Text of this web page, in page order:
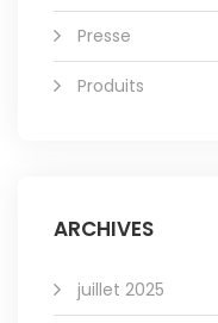
Presse
Produits
ARCHIVES
juillet 2025